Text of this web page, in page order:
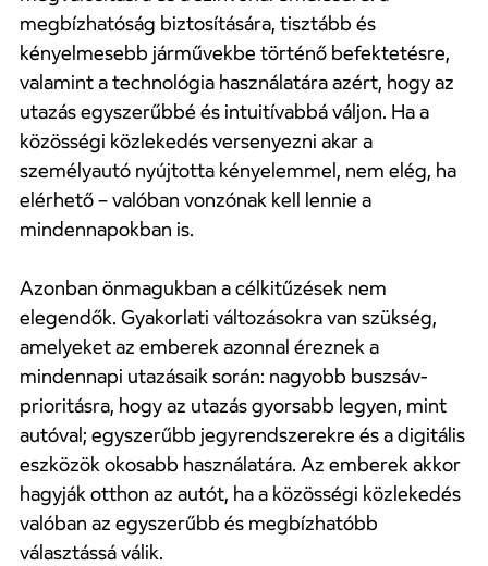
megbízhatóság biztosítására, tisztább és
kényelmesebb járművekbe történő befektetésre,
valamint a technológia használatára azért, hogy az
utazás egyszerűbbé és intuitívabbá váljon. Ha a
közösségi közlekedés versenyezni akar a
személyautó nyújtotta kényelemmel, nem elég, ha
elérhető – valóban vonzónak kell lennie a
mindennapokban is.
Azonban önmagukban a célkitűzések nem
elegendők. Gyakorlati változásokra van szükség,
amelyeket az emberek azonnal éreznek a
mindennapi utazásaik során: nagyobb buszsáv-
prioritásra, hogy az utazás gyorsabb legyen, mint
autóval; egyszerűbb jegyrendszerekre és a digitális
eszközök okosabb használatára. Az emberek akkor
hagyják otthon az autót, ha a közösségi közlekedés
valóban az egyszerűbb és megbízhatóbb
választássá válik.